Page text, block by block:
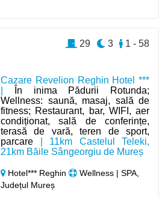
Cazare Revelion Reghin Hotel ***
În inima Pădurii Rotunda;
Wellness: saună, masaj, sală de
fitness; Restaurant, bar, WIFI, aer
condiționat, sală de conferințe,
terasă de vară, teren de sport,
parcare | 11km Castelul Teleki,
21km Băile Sângeorgiu de Mureș
Hotel*** Reghin
Wellness | SPA,
Județul Mureș
1 - 58
3
29